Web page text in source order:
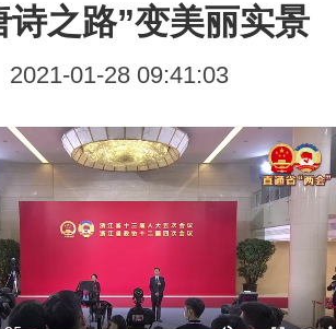
诗之路”变美丽实景
2021-01-28 09:41:03